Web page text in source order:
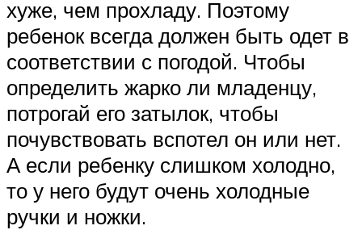
хуже, чем прохладу. Поэтому
ребенок всегда должен быть одет в
соответствии с погодой. Чтобы
определить жарко ли младенцу,
потрогай его затылок, чтобы
почувствовать вспотел он или нет.
А если ребенку слишком холодно,
то у него будут очень холодные
ручки и ножки.